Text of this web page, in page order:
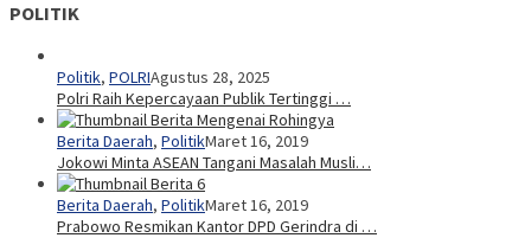
POLITIK
Politik, POLRIAgustus 28, 2025
Polri Raih Kepercayaan Publik Tertinggi …
Berita Daerah, PolitikMaret 16, 2019
Jokowi Minta ASEAN Tangani Masalah Musli…
Berita Daerah, PolitikMaret 16, 2019
Prabowo Resmikan Kantor DPD Gerindra di …